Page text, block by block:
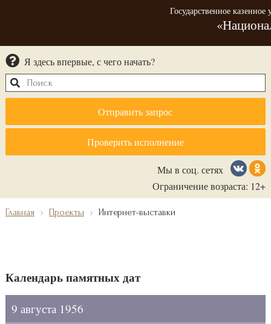
Государственное
Я здесь впервые, с чего начать?
Отправить запрос
Проверить исполнение
Мы в соц. сетях
Ограничение возраста: 12+
Главная Проекты Интернет-выставки
Календарь памятных дат
9 августа 1956